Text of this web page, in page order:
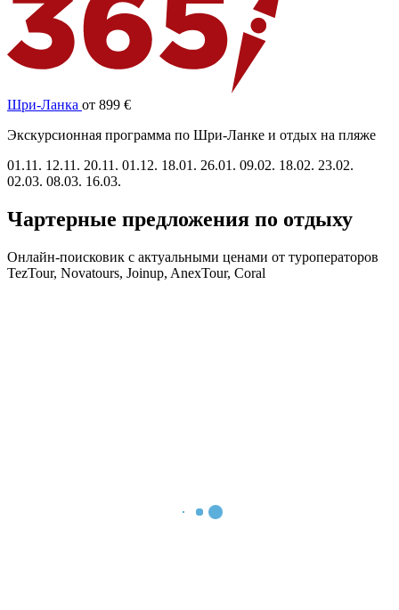
Шри-Ланка от 899 €
Экскурсионная программа по Шри-Ланке и отдых на пляже
01.11. 12.11. 20.11. 01.12. 18.01. 26.01. 09.02. 18.02. 23.02.
02.03. 08.03. 16.03.
Чартерные предложения по отдыху
Онлайн-поисковик с актуальными ценами от туроператоров
TezTour, Novatours, Joinup, AnexTour, Coral